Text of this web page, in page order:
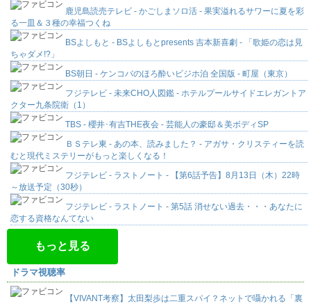
鹿児島読売テレビ - かごしまソロ活 - 果実溢れるサワーに夏を彩
る一皿＆３種の幸福つくね
BSよしもと - BSよしもとpresents 吉本新喜劇 - 「歌姫の恋は見
ちゃダメ!?」
BS朝日 - ケンコバのほろ酔いビジホ泊 全国版 - 町屋（東京）
フジテレビ - 未来CHO人図鑑 - ホテルプールサイドエレガントア
クター九条院衛（1）
TBS - 櫻井･有吉THE夜会 - 芸能人の豪邸＆美ボディSP
ＢＳテレ東 - あの本、読みました？ - アガサ・クリスティーを読
むと現代ミステリーがもっと楽しくなる！
フジテレビ - ラストノート - 【第6話予告】8月13日（木）22時
～放送予定（30秒）
フジテレビ - ラストノート - 第5話 消せない過去・・・あなたに
恋する資格なんてない
もっと見る
ドラマ視聴率
【VIVANT考察】太田梨歩は二重スパイ？ネットで囁かれる「裏